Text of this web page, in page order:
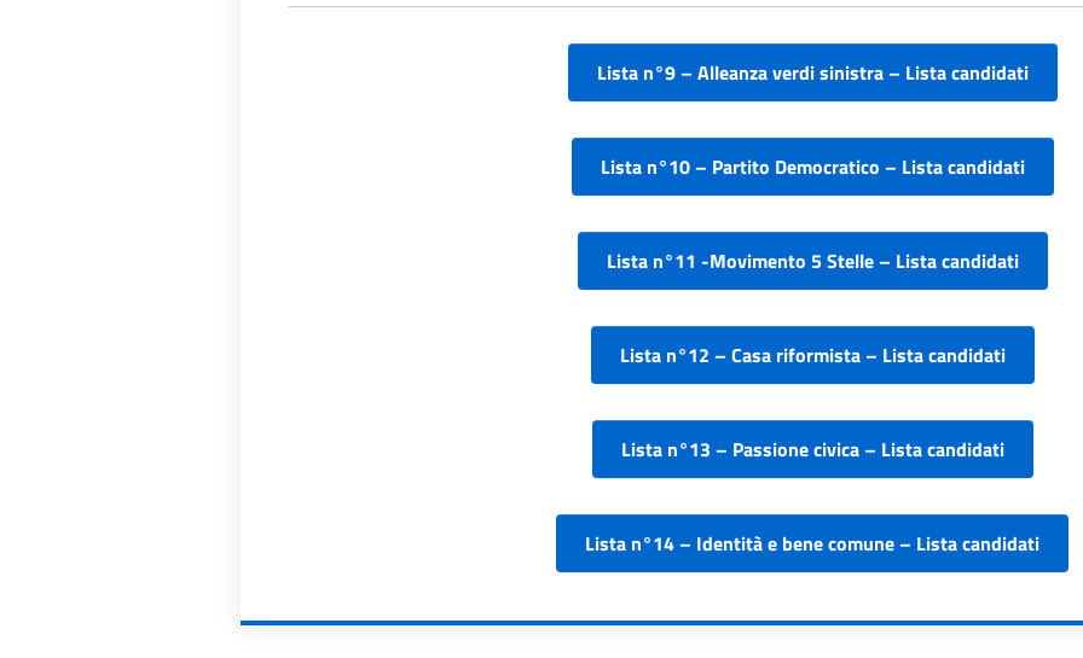
Lista n°9 – Alleanza verdi sinistra – Lista candidati
Lista n°10 – Partito Democratico – Lista candidati
Lista n°11 -Movimento 5 Stelle – Lista candidati
Lista n°12 – Casa riformista – Lista candidati
Lista n°13 – Passione civica – Lista candidati
Lista n°14 – Identità e bene comune – Lista candidati